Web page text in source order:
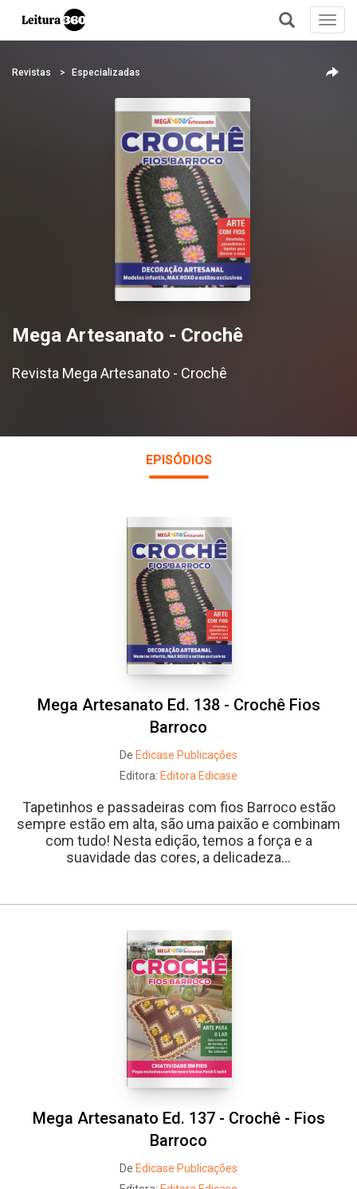
+
Revistas Especializadas
Mega Artesanato - Crochê
Revista Mega Artesanato - Crochê
EPISÓDIOS
Mega Artesanato Ed. 138 - Crochê Fios
Barroco
De Edicase Publicações
Editora: Editora Edicase
Tapetinhos e passadeiras com fios Barroco estão
sempre estão em alta, são uma paixão e combinam
com tudo! Nesta edição, temos a força e a
suavidade das cores, a delicadeza...
Mega Artesanato Ed. 137 - Crochê - Fios
Barroco
De Edicase Publicações